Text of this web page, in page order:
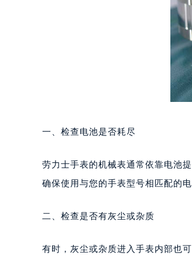
一、检查电池是否耗尽
劳力士手表的机械表通常依靠电池
确保使用与您的手表型号相匹配的
二、检查是否有灰尘或杂质
有时，灰尘或杂质进入手表内部也